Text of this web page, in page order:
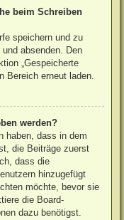
beim Schreiben
speichern und zu
absenden. Den
„Gespeicherte
Bereich erneut laden.
werden?
haben, dass in dem
die Beiträge zuerst
dass die
hinzugefügt
möchte, bevor sie
die Board-
dazu benötigst.